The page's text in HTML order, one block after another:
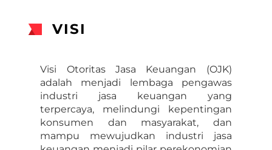
VISI
Visi Otoritas Jasa Keuangan (OJK)
adalah menjadi lembaga pengawas
industri jasa keuangan yang
terpercaya, melindungi kepentingan
konsumen dan masyarakat, dan
mampu mewujudkan industri jasa